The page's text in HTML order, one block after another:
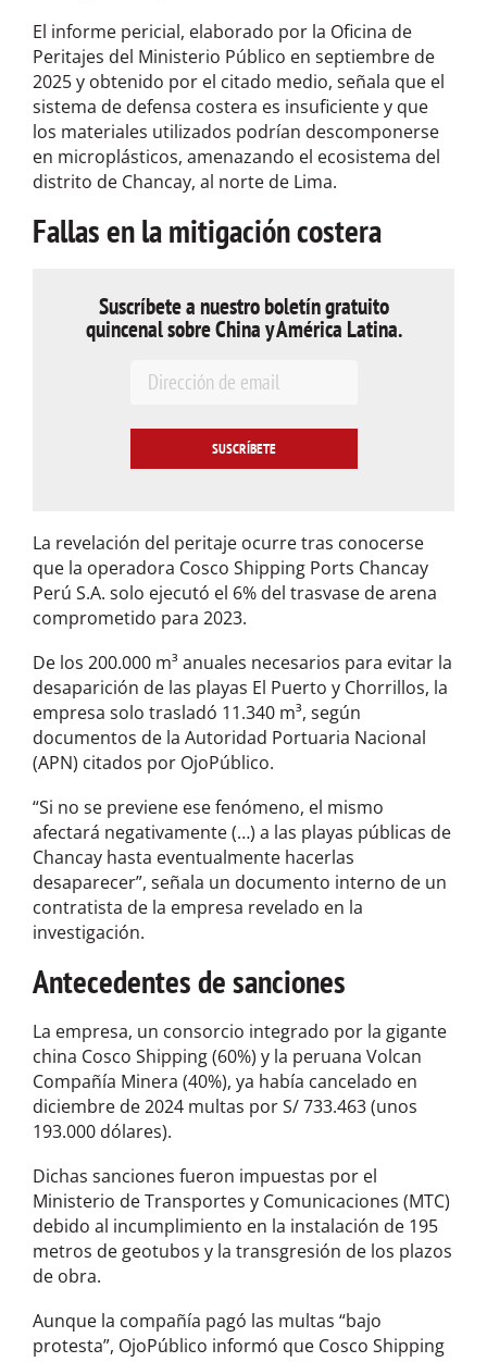
El informe pericial, elaborado por la Oficina de
Peritajes del Ministerio Público en septiembre de
2025 y obtenido por el citado medio, señala que el
sistema de defensa costera es insuficiente y que
los materiales utilizados podrían descomponerse
en microplásticos, amenazando el ecosistema del
distrito de Chancay, al norte de Lima.
Fallas en la mitigación costera
Suscríbete a nuestro boletín gratuito
quincenal sobre China y América Latina.
La revelación del peritaje ocurre tras conocerse
que la operadora Cosco Shipping Ports Chancay
Perú S.A. solo ejecutó el 6% del trasvase de arena
comprometido para 2023.
De los 200.000 m³ anuales necesarios para evitar la
desaparición de las playas El Puerto y Chorrillos, la
empresa solo trasladó 11.340 m³, según
documentos de la Autoridad Portuaria Nacional
(APN) citados por OjoPúblico.
“Si no se previene ese fenómeno, el mismo
afectará negativamente (…) a las playas públicas de
Chancay hasta eventualmente hacerlas
desaparecer”, señala un documento interno de un
contratista de la empresa revelado en la
investigación.
Antecedentes de sanciones
La empresa, un consorcio integrado por la gigante
china Cosco Shipping (60%) y la peruana Volcan
Compañía Minera (40%), ya había cancelado en
diciembre de 2024 multas por S/ 733.463 (unos
193.000 dólares).
Dichas sanciones fueron impuestas por el
Ministerio de Transportes y Comunicaciones (MTC)
debido al incumplimiento en la instalación de 195
metros de geotubos y la transgresión de los plazos
de obra.
Aunque la compañía pagó las multas “bajo
protesta”, OjoPúblico informó que Cosco Shipping